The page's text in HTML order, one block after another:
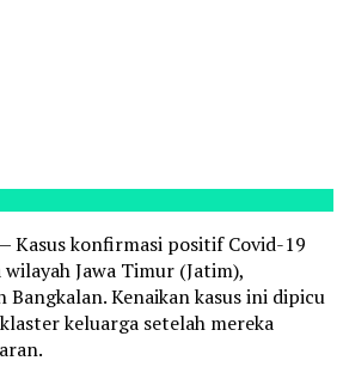
Kasus konfirmasi positif Covid-19
Jawa Timur (Jatim),
Bangkalan. Kenaikan kasus ini dipicu
keluarga setelah mereka